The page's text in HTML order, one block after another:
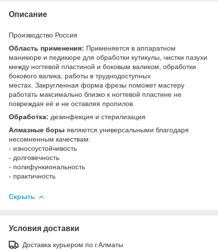
Описание
Производство Россия
Область применения: Применяется в аппаратном
маникюре и педикюре для обработки кутикулы, чистки пазухи
между ногтевой пластиной и боковым валиком, обработки
бокового валика, работы в труднодоступных
местах. Закругленная форма фрезы поможет мастеру
работать максимально близко к ногтевой пластине не
повреждая её и не оставляя пропилов.
Обработка: дезинфекция и стерилизация
Алмазные боры являются универсальными благодаря
несомненным качествам:
- износоустойчивость
- долговечность
- полифункиональность
- практичность
Скрыть
Условия доставки
Доставка курьером по г.Алматы